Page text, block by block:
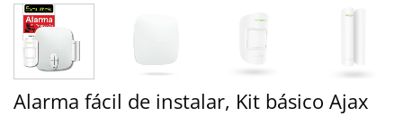
Alarma fácil de instalar, Kit básico Ajax